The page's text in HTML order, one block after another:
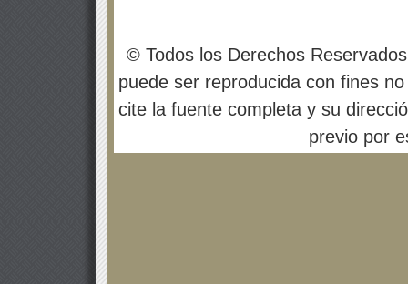
© Todos los Derechos
puede ser reproducida con fines
cite la fuente completa y su
previo por